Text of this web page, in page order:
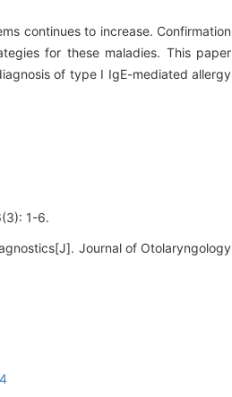
continues to increase. Confirmation
for these maladies. This paper
of type I IgE-mediated allergy
1-6.
Journal of Otolaryngology